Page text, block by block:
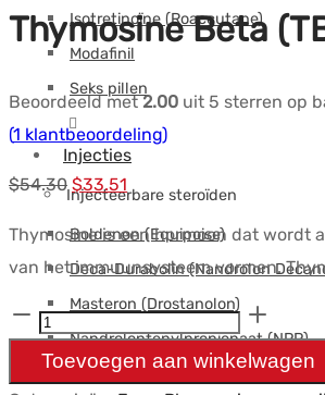
Isotretinoïne (Roaccutane)
Modafinil
Seks pillen
Injecties
Injecteerbare steroïden
Boldenon (Equipoise)
Deca-Durabolin (Nandrolon
Masteron (Drostanolon)
Nandrolonfenylpropionaat (NPP)
Parabolan (Trenbolon)
Thymosine Beta
Beoordeeld met2.00 uit 5 sterren op
(1 klantbeoordeling)
$54.30 Oorspronkelijke
was:
$54.30.
$33.51 Huidige
is:
$33.51.
Thymosine is een hormoon dat wordt
van het immuunsysteem vormen.
Thymosin
Beta(TB4)
Tb-
Toevoegen aan winkelwagen